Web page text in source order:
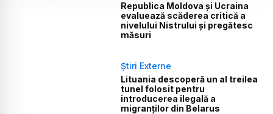
Republica Moldova și Ucraina
evaluează scăderea critică a
nivelului Nistrului și pregătesc
măsuri
Știri Externe
Lituania descoperă un al treilea
tunel folosit pentru
introducerea ilegală a
migranților din Belarus